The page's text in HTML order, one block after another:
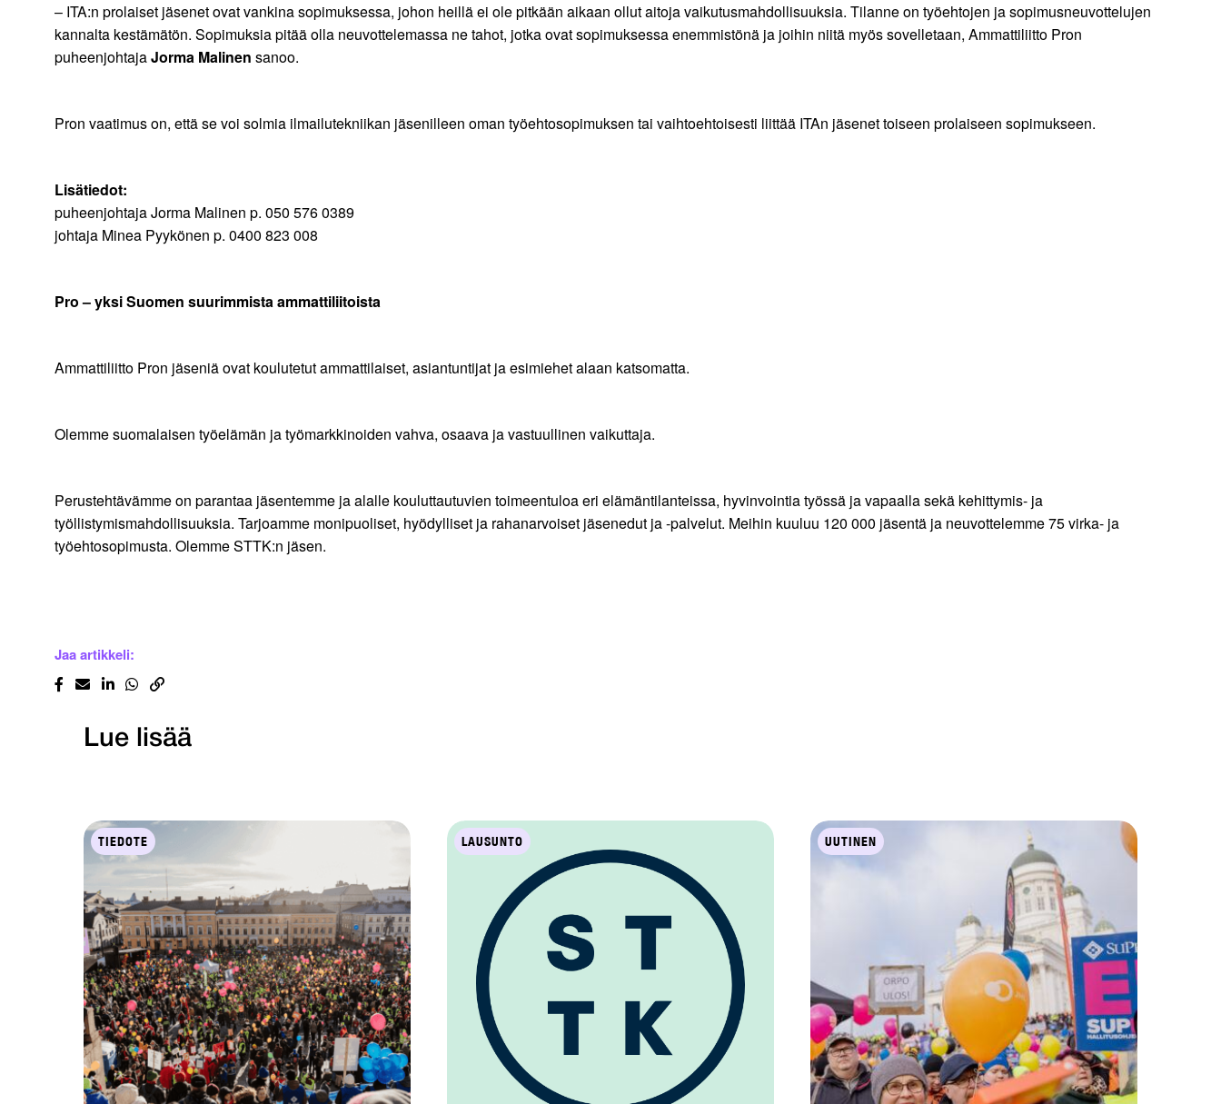
– ITA:n prolaiset jäsenet ovat vankina sopimuksessa, johon heillä ei ole pitkään aikaan ollut aitoja vaikutusmahdollisuuksia. Tilanne on työehtojen ja sopimusneuvottelujen
kannalta kestämätön. Sopimuksia pitää olla neuvottelemassa ne tahot, jotka ovat sopimuksessa enemmistönä ja joihin niitä myös sovelletaan, Ammattiliitto Pron
puheenjohtajaJorma Malinen sanoo.
Pron vaatimus on, että se voi solmia ilmailutekniikan jäsenilleen oman työehtosopimuksen tai vaihtoehtoisesti liittää ITAn jäsenet toiseen prolaiseen sopimukseen.
Lisätiedot:
puheenjohtaja Jorma Malinen p. 050 576 0389
johtaja Minea Pyykönen p. 0400 823 008
Pro – yksi Suomen suurimmista ammattiliitoista
Ammattiliitto Pron jäseniä ovat koulutetut ammattilaiset, asiantuntijat ja esimiehet alaan katsomatta.
Olemme suomalaisen työelämän ja työmarkkinoiden vahva, osaava ja vastuullinen vaikuttaja.
Perustehtävämme on parantaa jäsentemme ja alalle kouluttautuvien toimeentuloa eri elämäntilanteissa, hyvinvointia työssä ja vapaalla sekä kehittymis- ja
työllistymismahdollisuuksia. Tarjoamme monipuoliset, hyödylliset ja rahanarvoiset jäsenedut ja -palvelut. Meihin kuuluu 120 000 jäsentä ja neuvottelemme 75 virka- ja
työehtosopimusta. Olemme STTK:n jäsen.
Jaa artikkeli:
Lue lisää
TIEDOTE LAUSUNTO UUTINEN